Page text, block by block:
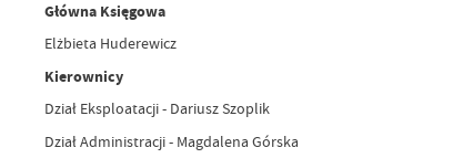
Główna Księgowa
Elżbieta Huderewicz
Kierownicy
Dział Eksploatacji - Dariusz Szoplik
Dział Administracji - Magdalena Górska